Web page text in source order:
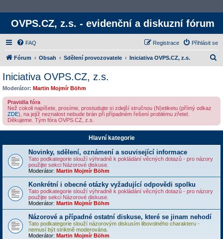
OVPS.CZ, z.s. - evidenční a diskuzní fórum
FAQ Přihlásit se
Registrace
Fórum Obsah Sdělení provozovatele Iniciativa OVPS.CZ, z.s.
Iniciativa OVPS.CZ, z.s.
Moderátor: Martin Mojmír Böhm
Pravidla fóra
Než cokoli napíšete, prosíme, prostudujte si zdejší stručnou (N)etiketu (přímý odkaz
ZDE), na jejíž neznalost nebude brán při případném řešení problému zřetel.
Děkujeme. Tým fóra OVPS.CZ, z.s.
Hlavní kategorie
Novinky, sdělení, oznámení a související informace
Tato podkategorie slouží výhradně k pokládání věcných dotazů - pro názory
použijte sekci Názorové diskuse.
Moderátor: Martin Mojmír Böhm
Konkrétní i obecné otázky vyžadující odpovědi spolku
Tato podkategorie slouží výhradně k pokládání věcných dotazů - pro názory
použijte sekci Názorové diskuse.
Moderátor: Martin Mojmír Böhm
Názorové a případné ostatní diskuse, které se jinam nehodí
Tato podkategorie slouží názorovým diskusím libovolného charakteru -
nemusí být striktně moderována.
Moderátor: Martin Mojmír Böhm